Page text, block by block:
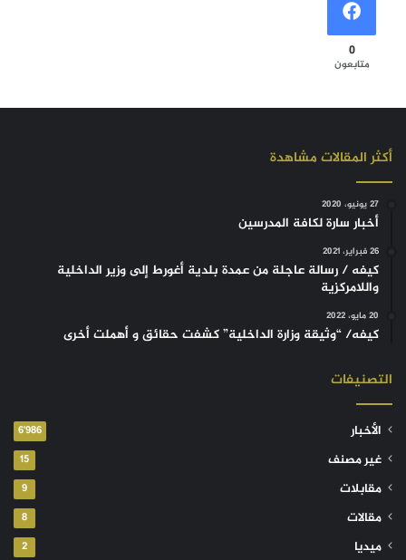
0
متابعون
أكثر المقالات مشاهدة
27 يونيو، 2020
أخبار سارة لكافة المدرسين
26 فبراير، 2021
كيفه / رسالة عاجلة من عمدة بلدية أغورط إلى وزير الداخلية
واللامركزية
20 مايو، 2022
كيفه/ “وثيقة وزارة الداخلية” كشفت حقائق و أهملت أخرى
التصنيفات
الأخبار 6٬986
غير مصنف 15
مقابلات 9
مقالات 8
ميديا 2